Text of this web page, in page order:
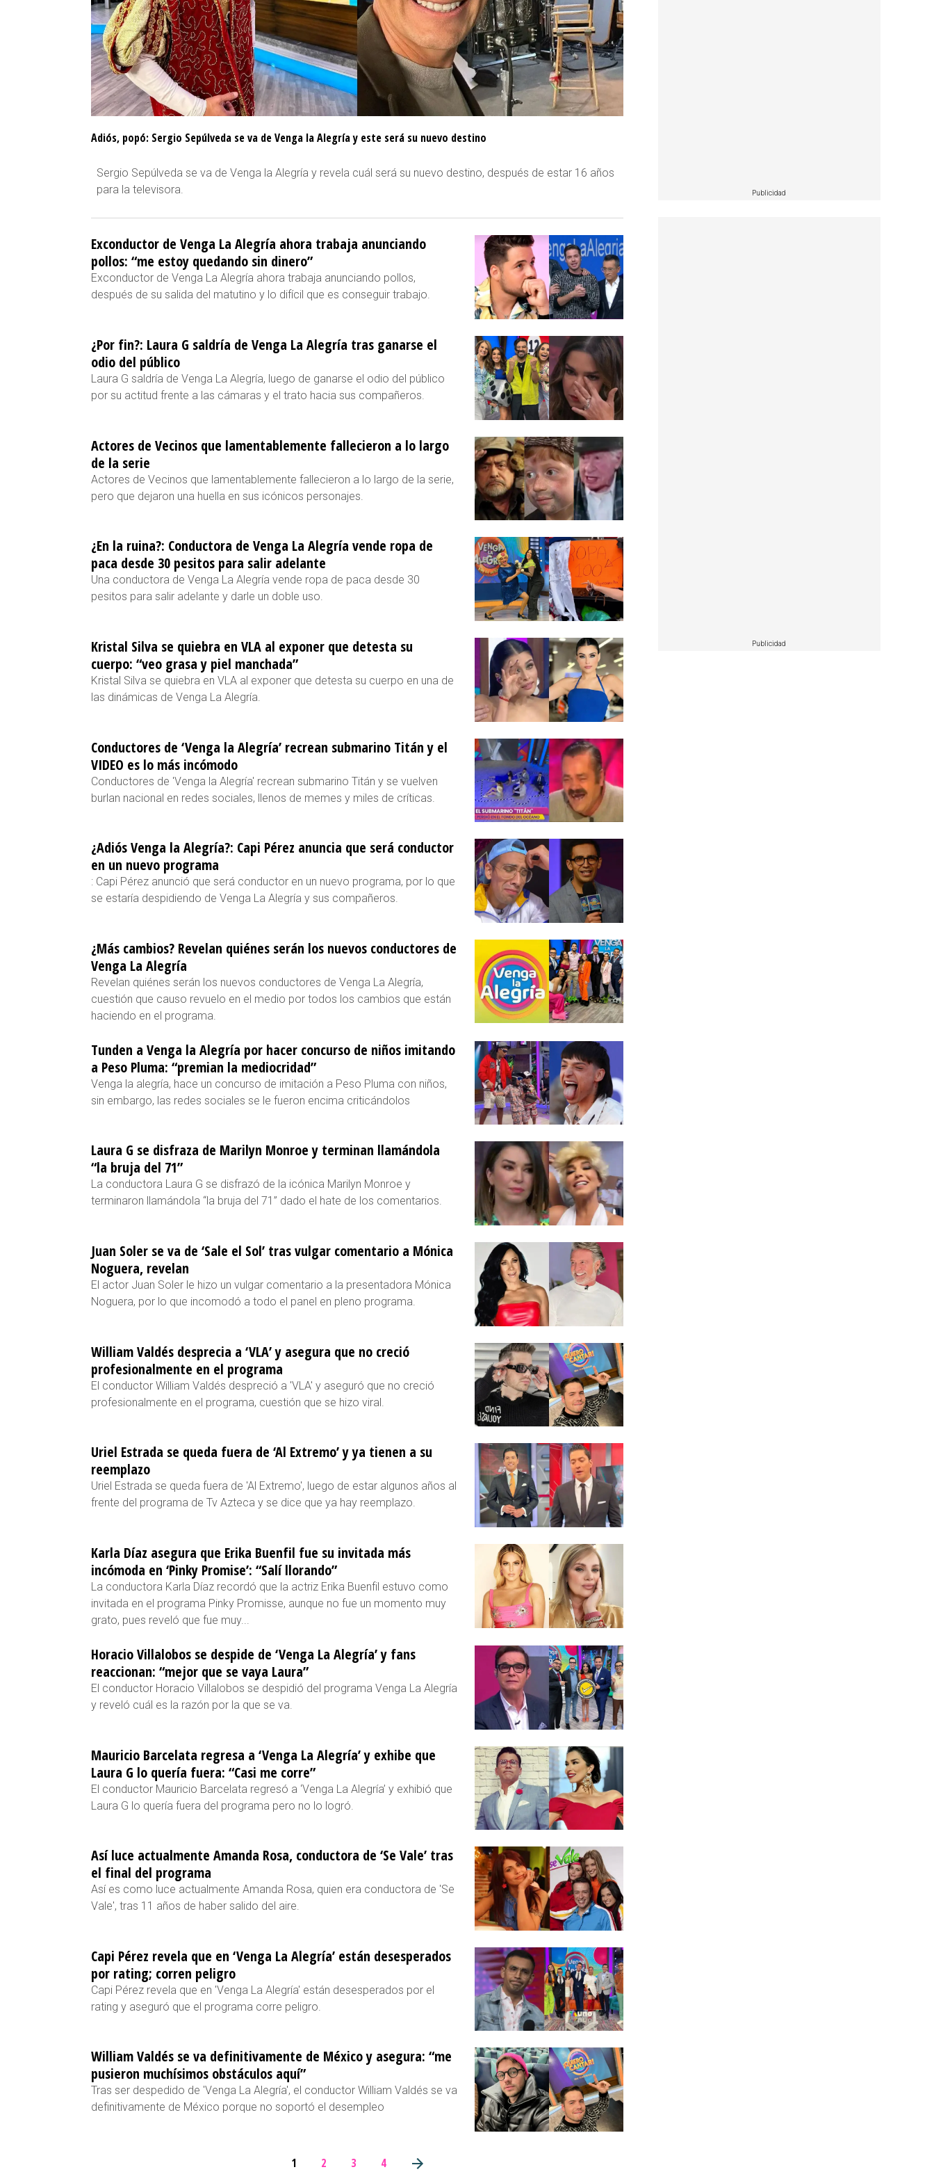
Adiós, popó: Sergio Sepúlveda se va de Venga la Alegría y este será su nuevo destino
Sergio Sepúlveda se va de Venga la Alegría y revela cuál será su nuevo destino, después de estar 16 años
para la televisora.
Exconductor de Venga La Alegría ahora trabaja anunciando
pollos: “me estoy quedando sin dinero”
Exconductor de Venga La Alegría ahora trabaja anunciando pollos,
después de su salida del matutino y lo difícil que es conseguir trabajo.
¿Por fin?: Laura G saldría de Venga La Alegría tras ganarse el
odio del público
Laura G saldría de Venga La Alegría, luego de ganarse el odio del público
por su actitud frente a las cámaras y el trato hacia sus compañeros.
Actores de Vecinos que lamentablemente fallecieron a lo largo
de la serie
Actores de Vecinos que lamentablemente fallecieron a lo largo de la serie,
pero que dejaron una huella en sus icónicos personajes.
¿En la ruina?: Conductora de Venga La Alegría vende ropa de
paca desde 30 pesitos para salir adelante
Una conductora de Venga La Alegría vende ropa de paca desde 30
pesitos para salir adelante y darle un doble uso.
Kristal Silva se quiebra en VLA al exponer que detesta su
cuerpo: “veo grasa y piel manchada”
Kristal Silva se quiebra en VLA al exponer que detesta su cuerpo en una de
las dinámicas de Venga La Alegría.
Conductores de ‘Venga la Alegría’ recrean submarino Titán y el
VIDEO es lo más incómodo
Conductores de 'Venga la Alegría' recrean submarino Titán y se vuelven
burlan nacional en redes sociales, llenos de memes y miles de críticas.
¿Adiós Venga la Alegría?: Capi Pérez anuncia que será conductor
en un nuevo programa
: Capi Pérez anunció que será conductor en un nuevo programa, por lo que
se estaría despidiendo de Venga La Alegría y sus compañeros.
¿Más cambios? Revelan quiénes serán los nuevos conductores de
Venga La Alegría
Revelan quiénes serán los nuevos conductores de Venga La Alegría,
cuestión que causo revuelo en el medio por todos los cambios que están
haciendo en el programa.
Tunden a Venga la Alegría por hacer concurso de niños imitando
a Peso Pluma: “premian la mediocridad”
Venga la alegría, hace un concurso de imitación a Peso Pluma con niños,
sin embargo, las redes sociales se le fueron encima criticándolos
Laura G se disfraza de Marilyn Monroe y terminan llamándola
“la bruja del 71”
La conductora Laura G se disfrazó de la icónica Marilyn Monroe y
terminaron llamándola “la bruja del 71” dado el hate de los comentarios.
Juan Soler se va de ‘Sale el Sol’ tras vulgar comentario a Mónica
Noguera, revelan
El actor Juan Soler le hizo un vulgar comentario a la presentadora Mónica
Noguera, por lo que incomodó a todo el panel en pleno programa.
William Valdés desprecia a ‘VLA’ y asegura que no creció
profesionalmente en el programa
El conductor William Valdés despreció a 'VLA' y aseguró que no creció
profesionalmente en el programa, cuestión que se hizo viral.
Uriel Estrada se queda fuera de ‘Al Extremo’ y ya tienen a su
reemplazo
Uriel Estrada se queda fuera de 'Al Extremo', luego de estar algunos años al
frente del programa de Tv Azteca y se dice que ya hay reemplazo.
Karla Díaz asegura que Erika Buenfil fue su invitada más
incómoda en ‘Pinky Promise’: “Salí llorando”
La conductora Karla Díaz recordó que la actriz Erika Buenfil estuvo como
invitada en el programa Pinky Promisse, aunque no fue un momento muy
grato, pues reveló que fue muy...
Horacio Villalobos se despide de ‘Venga La Alegría’ y fans
reaccionan: “mejor que se vaya Laura”
El conductor Horacio Villalobos se despidió del programa Venga La Alegría
y reveló cuál es la razón por la que se va.
Mauricio Barcelata regresa a ‘Venga La Alegría’ y exhibe que
Laura G lo quería fuera: “Casi me corre”
El conductor Mauricio Barcelata regresó a ‘Venga La Alegría’ y exhibió que
Laura G lo quería fuera del programa pero no lo logró.
Así luce actualmente Amanda Rosa, conductora de ‘Se Vale’ tras
el final del programa
Así es como luce actualmente Amanda Rosa, quien era conductora de 'Se
Vale', tras 11 años de haber salido del aire.
Capi Pérez revela que en ‘Venga La Alegría’ están desesperados
por rating; corren peligro
Capi Pérez revela que en 'Venga La Alegría' están desesperados por el
rating y aseguró que el programa corre peligro.
William Valdés se va definitivamente de México y asegura: “me
pusieron muchísimos obstáculos aquí”
Tras ser despedido de 'Venga La Alegría', el conductor William Valdés se va
definitivamente de México porque no soportó el desempleo
1 2 3 4
Publicidad
Publicidad